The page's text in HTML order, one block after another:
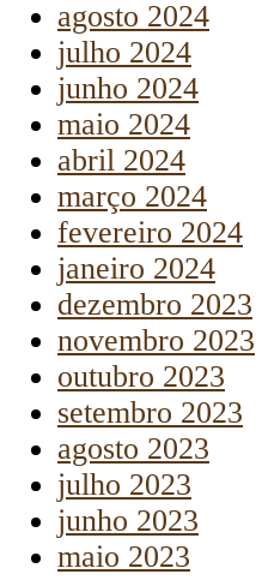
agosto 2024
julho 2024
junho 2024
maio 2024
abril 2024
março 2024
fevereiro 2024
janeiro 2024
dezembro 2023
novembro 2023
outubro 2023
setembro 2023
agosto 2023
julho 2023
junho 2023
maio 2023